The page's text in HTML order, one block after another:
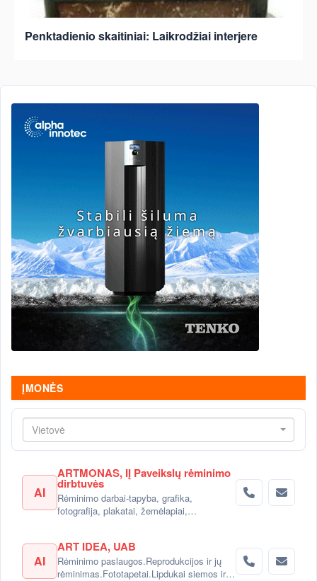
Penktadienio skaitiniai: Laikrodžiai interjere
ĮMONĖS
Vietovė
AI
ARTMONAS, IĮ Paveikslų rėminimo
dirbtuvės
Rėminimo darbai-tapyba, grafika,
fotografija, plakatai, žemėlapiai,
AI
ART IDEA, UAB
Rėminimo paslaugos.Reprodukcijos ir jų
rėminimas.Fototapetai.Lipdukai siemos ir